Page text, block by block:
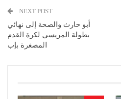
NEXT POST
أبو حارث والصحة إلى نهائي
بطولة المريسي لكرة القدم
المصغرة بإب